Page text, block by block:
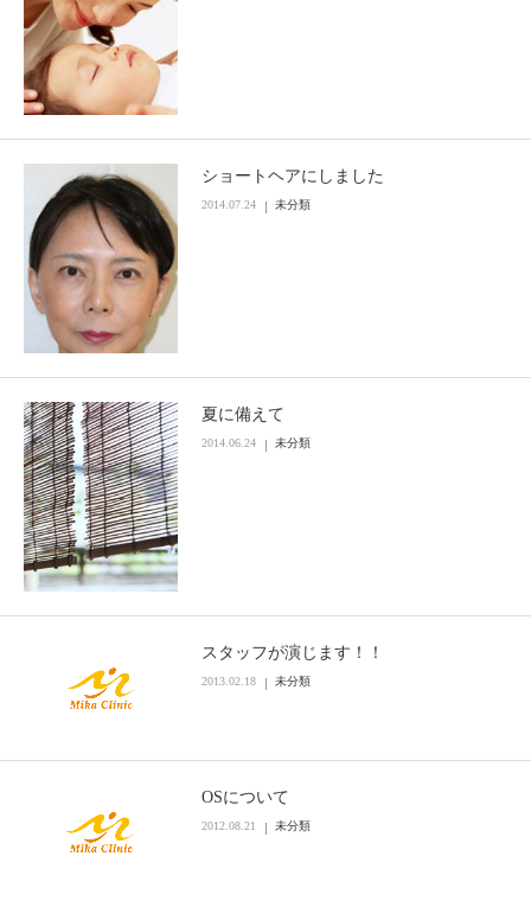
ショートヘアにしました
2014.07.24 未分類
夏に備えて
2014.06.24 未分類
スタッフが演じます！！
2013.02.18 未分類
OSについて
2012.08.21 未分類